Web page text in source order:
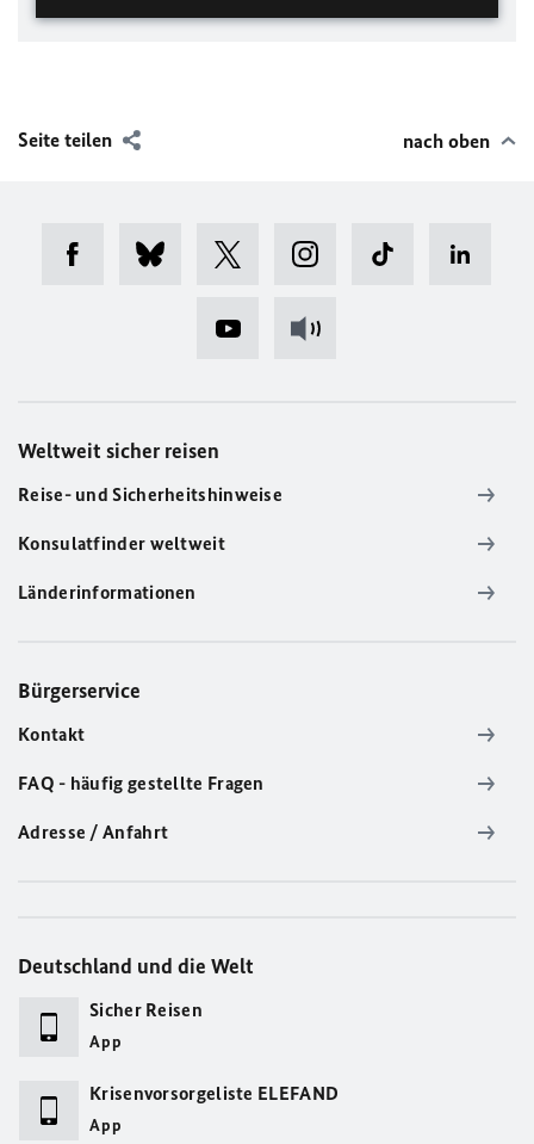
Seite teilen nach oben
Weltweit sicher reisen
Reise- und Sicherheitshinweise
Konsulatfinder weltweit
Länderinformationen
Bürgerservice
Kontakt
FAQ - häufig gestellte Fragen
Adresse / Anfahrt
Deutschland und die Welt
Sicher Reisen
App
Krisenvorsorgeliste ELEFAND
App